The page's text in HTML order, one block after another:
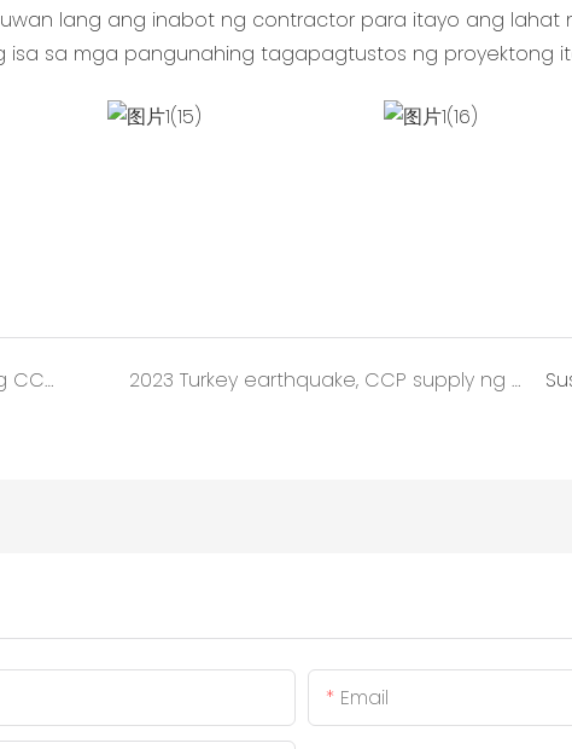
lang ang inabot ng contractor para itayo ang lahat
isa sa mga pangunahing tagapagtustos ng proyektong
2020-2022 Sa panahon ng Covid-19, ang CCP ay nagtustos ng mga silid ng lalagyan para sa mga ospital ng domestic shelter at ang oversea quarantine cabins project 2023 Turkey earthquake, CCP supply ng mga container house para itayo ang mga kampo ng mga biktima ng lindol.
Email